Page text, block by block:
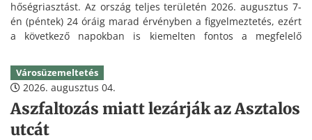
hőségriasztást. Az ország teljes területén 2026. augusztus 7-
én (péntek) 24 óráig marad érvényben a figyelmeztetés, ezért
a következő napokban is kiemelten fontos a megfelelő
Városüzemeltetés
2026. augusztus 04.
Aszfaltozás miatt lezárják az Asztalos
utcát